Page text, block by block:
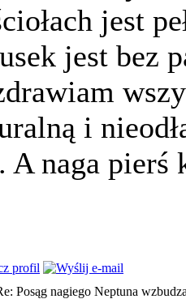
jest
jest bez
i
A naga
Posąg nagiego Neptuna